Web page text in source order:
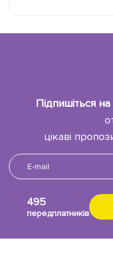
Підпишіться
цікаві
495
передплатників